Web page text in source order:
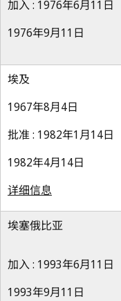
加入 : 1976年6月11日
1976年9月11日
埃及
1967年8月4日
批准 : 1982年1月14日
1982年4月14日
详细信息
埃塞俄比亚
加入 : 1993年6月11日
1993年9月11日